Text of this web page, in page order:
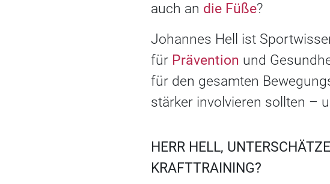
auch an die Füße?
Johannes Hell ist
für Prävention und
für den gesamten
stärker involvieren sollten –
HERR HELL,
RAFTTRAINING?